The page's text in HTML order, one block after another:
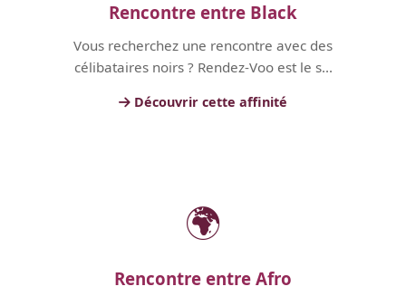
Rencontre entre Black
Vous recherchez une rencontre avec des
célibataires noirs ? Rendez-Voo est le s...
Découvrir cette affinité
🌍
Rencontre entre Afro